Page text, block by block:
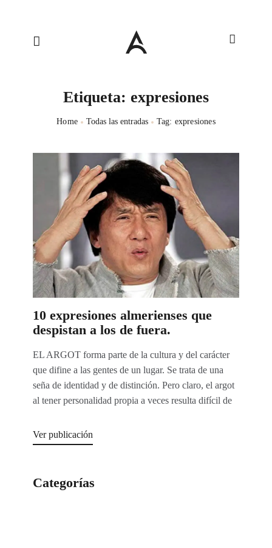
Etiqueta: expresiones
Home Todas las entradas Tag: expresiones
10 expresiones almerienses que
despistan a los de fuera.
EL ARGOT forma parte de la cultura y del carácter
que difine a las gentes de un lugar. Se trata de una
seña de identidad y de distinción. Pero claro, el argot
al tener personalidad propia a veces resulta difícil de
Ver publicación
Categorías